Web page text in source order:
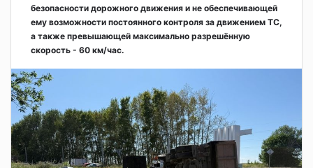
безопасности дорожного движения и не обеспечивающей
ему возможности постоянного контроля за движением ТС,
а также превышающей максимально разрешённую
скорость - 60 км/час.